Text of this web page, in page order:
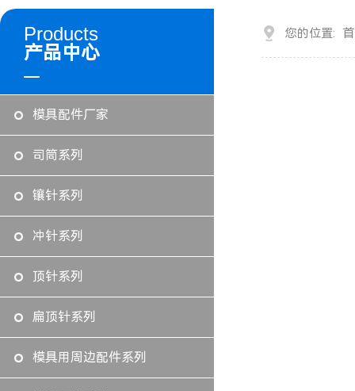
Products
产品中心
模具配件厂家
司筒系列
镶针系列
冲针系列
顶针系列
扁顶针系列
模具用周边配件系列
您的位置: